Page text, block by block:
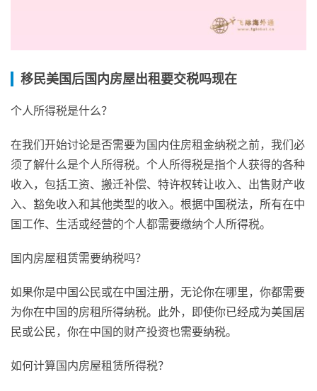
移民美国后国内房屋出租要交税吗现在
个人所得税是什么？
在我们开始讨论是否需要为国内住房租金纳税之前，我们必
须了解什么是个人所得税。个人所得税是指个人获得的各种
收入，包括工资、搬迁补偿、特许权转让收入、出售财产收
入、豁免收入和其他类型的收入。根据中国税法，所有在中
国工作、生活或经营的个人都需要缴纳个人所得税。
国内房屋租赁需要纳税吗？
如果你是中国公民或在中国注册，无论你在哪里，你都需要
为你在中国的房租所得纳税。此外，即使你已经成为美国居
民或公民，你在中国的财产投资也需要纳税。
如何计算国内房屋租赁所得税？